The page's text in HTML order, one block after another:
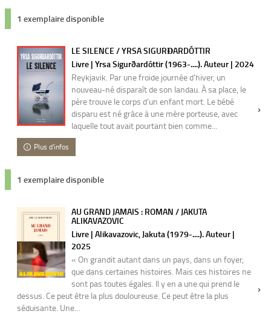
1 exemplaire disponible
LE SILENCE / YRSA SIGURĐARDÓTTIR
Livre | Yrsa Sigurðardóttir (1963-....). Auteur | 2024
Reykjavik. Par une froide journée d'hiver, un
nouveau-né disparaît de son landau. À sa place, le
père trouve le corps d'un enfant mort. Le bébé
disparu est né grâce à une mère porteuse, avec
laquelle tout avait pourtant bien comme...
Plus d'infos
1 exemplaire disponible
AU GRAND JAMAIS : ROMAN / JAKUTA
ALIKAVAZOVIC
Livre | Alikavazovic, Jakuta (1979-....). Auteur |
2025
« On grandit autant dans un pays, dans un foyer,
que dans certaines histoires. Mais ces histoires ne
sont pas toutes égales. Il y en a une qui prend le
dessus. Ce peut être la plus douloureuse. Ce peut être la plus
séduisante. Une...